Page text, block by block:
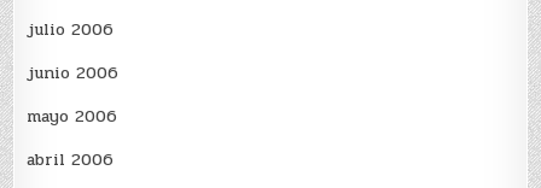
julio 2006
junio 2006
mayo 2006
abril 2006